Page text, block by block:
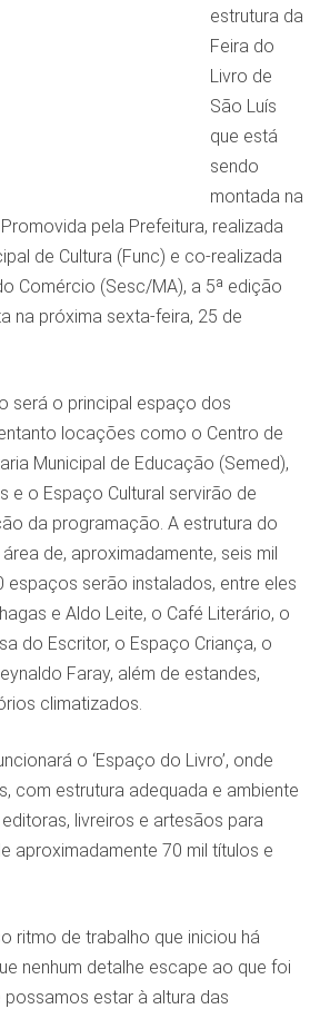
estrutura da
Feira do
Livro de
São Luís
que está
sendo
montada na
pela Prefeitura, realizada
de Cultura (Func) e co-realizada
Comércio (Sesc/MA), a 5ª edição
na próxima sexta-feira, 25 de
será o principal espaço dos
locações como o Centro de
Municipal de Educação (Semed),
e o Espaço Cultural servirão de
da programação. A estrutura do
de, aproximadamente, seis mil
espaços serão instalados, entre eles
e Aldo Leite, o Café Literário, o
do Escritor, o Espaço Criança, o
Faray, além de estandes,
climatizados.
o ‘Espaço do Livro’, onde
com estrutura adequada e ambiente
livreiros e artesãos para
aproximadamente 70 mil títulos e
ritmo de trabalho que iniciou há
nenhum detalhe escape ao que foi
possamos estar à altura das